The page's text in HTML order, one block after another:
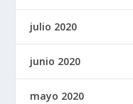
julio 2020
junio 2020
mayo 2020